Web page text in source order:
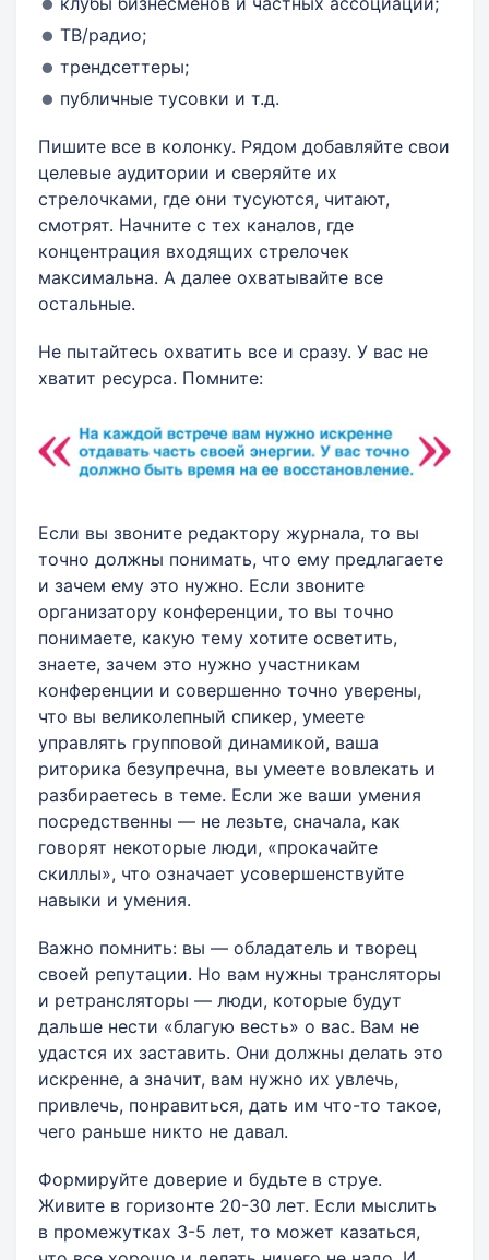
ТВ/радио;
трендсеттеры;
публичные тусовки и т.д.
Пишите все в колонку. Рядом добавляйте свои
целевые аудитории и сверяйте их
стрелочками, где они тусуются, читают,
смотрят. Начните с тех каналов, где
концентрация входящих стрелочек
максимальна. А далее охватывайте все
остальные.
Не пытайтесь охватить все и сразу. У вас не
хватит ресурса. Помните:
Если вы звоните редактору журнала, то вы
точно должны понимать, что ему предлагаете
и зачем ему это нужно. Если звоните
организатору конференции, то вы точно
понимаете, какую тему хотите осветить,
знаете, зачем это нужно участникам
конференции и совершенно точно уверены,
что вы великолепный спикер, умеете
управлять групповой динамикой, ваша
риторика безупречна, вы умеете вовлекать и
разбираетесь в теме. Если же ваши умения
посредственны — не лезьте, сначала, как
говорят некоторые люди, «прокачайте
скиллы», что означает усовершенствуйте
навыки и умения.
Важно помнить: вы — обладатель и творец
своей репутации. Но вам нужны трансляторы
и ретрансляторы — люди, которые будут
дальше нести «благую весть» о вас. Вам не
удастся их заставить. Они должны делать это
искренне, а значит, вам нужно их увлечь,
привлечь, понравиться, дать им что-то такое,
чего раньше никто не давал.
Формируйте доверие и будьте в струе.
Живите в горизонте 20-30 лет. Если мыслить
в промежутках 3-5 лет, то может казаться,